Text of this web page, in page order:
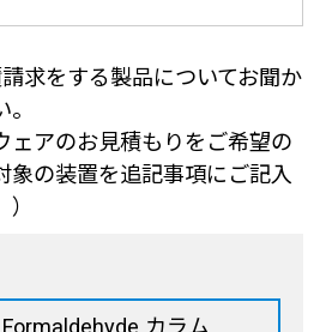
請求をする製品についてお聞か
ェアのお見積もりをご希望の
象の装置を追記事項にご記入